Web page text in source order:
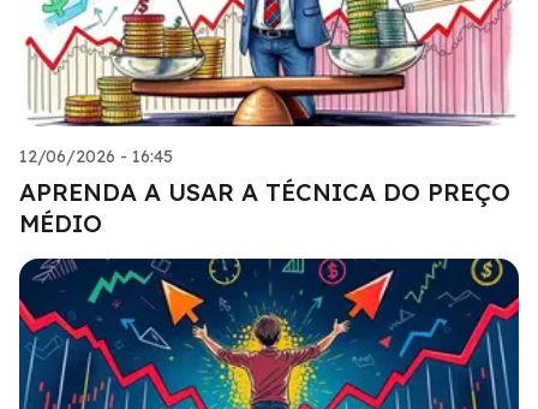
12/06/2026 - 16:45
APRENDA A USAR A TÉCNICA DO PREÇO
MÉDIO